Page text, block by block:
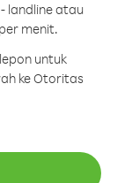
landline atau
menit.
untuk
ke Otoritas